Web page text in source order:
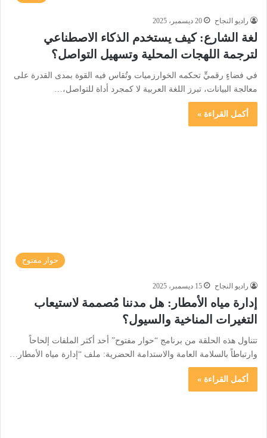
راديو النجاح 20 ديسمبر، 2025
لغة الشارع: كيف يستخدم الذكاء الاصطناعي
لترجمة اللهجات المحلية وتسهيل التواصل؟
في فضاءٍ رقميٍّ تحكمه الخوارزميات وتُقاس فيه القوة بمدى القدرة على
معالجة البيانات، تبرز اللغة العربية لا كمجرد أداة للتواصل،…
أكمل القراءة »
حوار مفتوح
راديو النجاح 15 ديسمبر، 2025
إدارة مياه الأمطار: هل مدننا مُصممة لاستيعاب
التغيرات المناخية والسيول؟
تتناول هذه الحلقة من برنامج “حوار مفتوح” أحد أكثر الملفات إلحاحاً
وارتباطاً بالسلامة العامة والاستدامة الحضرية: ملف “إدارة مياه الأمطار…
أكمل القراءة »